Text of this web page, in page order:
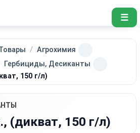
☰
Агрохимия
Гербициды, Десиканты
150 г/л)
(дикват, 150 г/л)